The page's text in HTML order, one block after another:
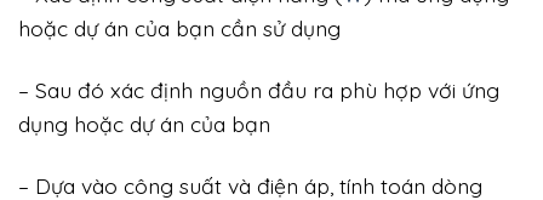
hoặc dự án của bạn cần sử dụng
– Sau đó xác định nguồn đầu ra phù hợp với ứng
dụng hoặc dự án của bạn
– Dựa vào công suất và điện áp, tính toán dòng